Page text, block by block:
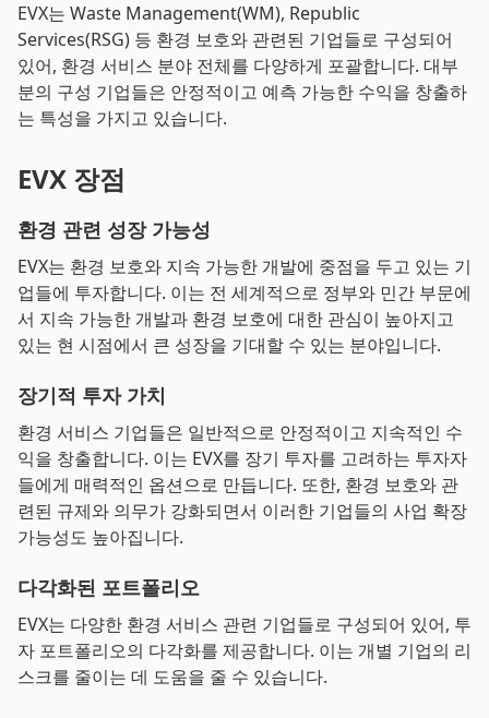
EVX는 Waste Management(WM), Republic
Services(RSG) 등 환경 보호와 관련된 기업들로 구성되어
있어, 환경 서비스 분야 전체를 다양하게 포괄합니다. 대부
분의 구성 기업들은 안정적이고 예측 가능한 수익을 창출하
는 특성을 가지고 있습니다.
EVX 장점
환경 관련 성장 가능성
EVX는 환경 보호와 지속 가능한 개발에 중점을 두고 있는 기
업들에 투자합니다. 이는 전 세계적으로 정부와 민간 부문에
서 지속 가능한 개발과 환경 보호에 대한 관심이 높아지고
있는 현 시점에서 큰 성장을 기대할 수 있는 분야입니다.
장기적 투자 가치
환경 서비스 기업들은 일반적으로 안정적이고 지속적인 수
익을 창출합니다. 이는 EVX를 장기 투자를 고려하는 투자자
들에게 매력적인 옵션으로 만듭니다. 또한, 환경 보호와 관
련된 규제와 의무가 강화되면서 이러한 기업들의 사업 확장
가능성도 높아집니다.
다각화된 포트폴리오
EVX는 다양한 환경 서비스 관련 기업들로 구성되어 있어, 투
자 포트폴리오의 다각화를 제공합니다. 이는 개별 기업의 리
스크를 줄이는 데 도움을 줄 수 있습니다.